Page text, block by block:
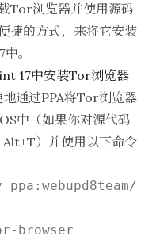
Tor浏览器并使用源码
捷的方式，来将它安装
。
17中安装Tor浏览器
通过PPA将Tor浏览器
中（如果你对源代码
）并使用以下命令
/
- browser